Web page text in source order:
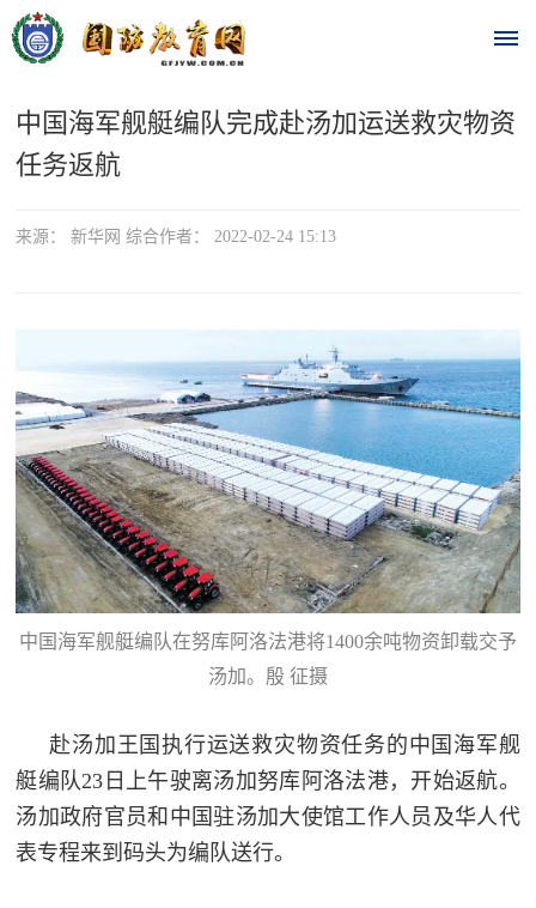
首
时
闻
时
政
要
闻
热
点
追
踪
踪
国
法
国
防
国
中国海军舰艇编队完成赴汤加运送救灾物资
任务返航
来源： 新华网 综合作者： 2022-02-24 15:13
中国海军舰艇编队在努库阿洛法港将1400余吨物资卸载交予
汤加。殷 征摄
赴汤加王国执行运送救灾物资任务的中国海军舰
艇编队23日上午驶离汤加努库阿洛法港，开始返航。
汤加政府官员和中国驻汤加大使馆工作人员及华人代
表专程来到码头为编队送行。